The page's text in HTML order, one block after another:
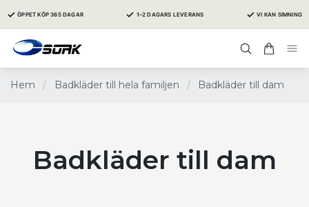
✓ ÖPPET KÖP 365 DAGAR ✓ 1–2 DAGARS LEVERANS ✓ VI KAN SIMNING
Hem / Badkläder till hela familjen / Badkläder till dam
Badkläder till dam